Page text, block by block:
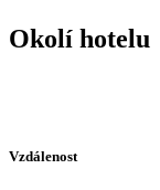
Okolí hotelu
Vzdálenost